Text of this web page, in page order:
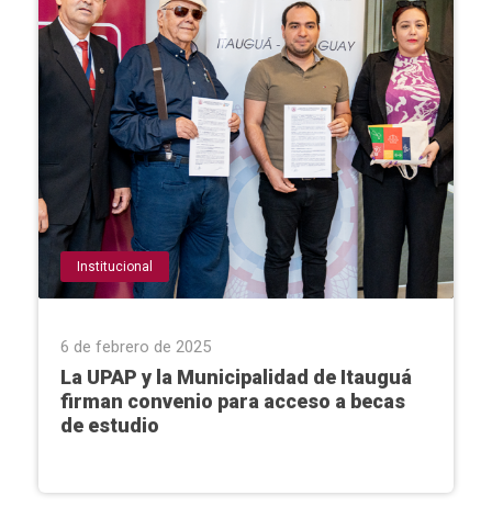
Institucional
6 de febrero de 2025
La UPAP y la Municipalidad de Itauguá
firman convenio para acceso a becas
de estudio